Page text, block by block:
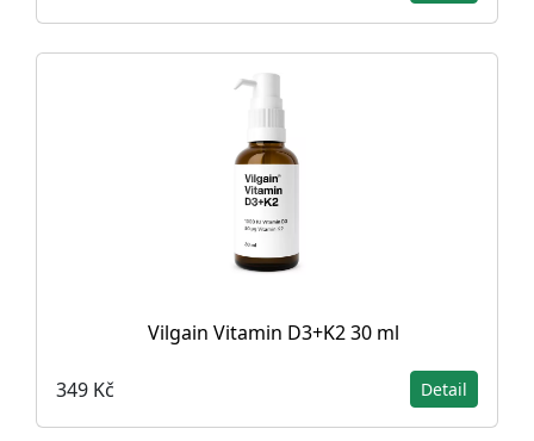
Vilgain Vitamin D3+K2 30 ml
349 Kč Detail